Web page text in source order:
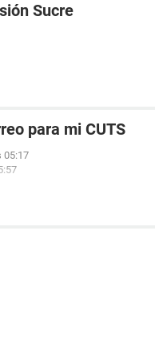
Sucre
para mi CUTS
05:17